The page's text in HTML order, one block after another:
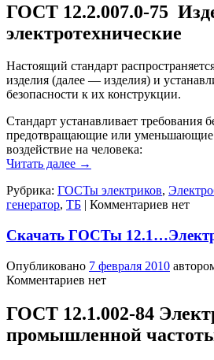
ГОСТ 12.2.007.0-75
электротехнические
Настоящий стандарт
изделия (далее — изделия) и
безопасности к их конструкции.
Стандарт устанавливает требования
предотвращающие или уменьшающие
воздействие на человека:
Читать далее →
Рубрика: ГОСТы электриков,
генератор, ТБ | Комментариев нет
Скачать ГОСТы
Опубликовано 7 февраля 2010
Комментариев нет
ГОСТ 12.1.002-84
промышленной